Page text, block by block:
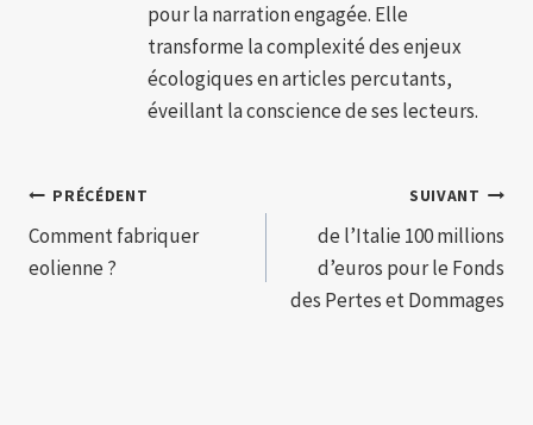
pour la narration engagée. Elle
transforme la complexité des enjeux
écologiques en articles percutants,
éveillant la conscience de ses lecteurs.
Navigation
de
PRÉCÉDENT
Comment fabriquer
eolienne ?
SUIVANT
de l’Italie 100 millions
d’euros pour le Fonds
des Pertes et Dommages